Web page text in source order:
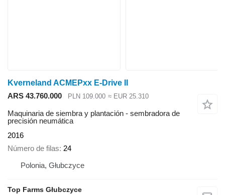
Kverneland ACMEPxx E-Drive II
ARS 43.760.000
PLN 109.000 ≈ EUR 25.310
Maquinaria de siembra y plantación - sembradora de
precisión neumática
2016
Número de filas 24
Polonia, Głubczyce
Top Farms Głubczyce